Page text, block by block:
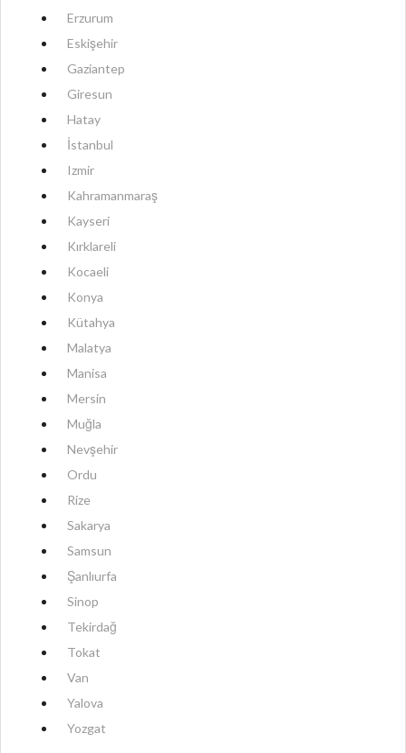
Erzurum
Eskişehir
Gaziantep
Giresun
Hatay
İstanbul
Izmir
Kahramanmaraş
Kayseri
Kırklareli
Kocaeli
Konya
Kütahya
Malatya
Manisa
Mersin
Muğla
Nevşehir
Ordu
Rize
Sakarya
Samsun
Şanlıurfa
Sinop
Tekirdağ
Tokat
Van
Yalova
Yozgat